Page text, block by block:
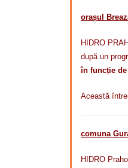
orașul
HIDRO
după un
în funcție
Această
comuna
HIDRO